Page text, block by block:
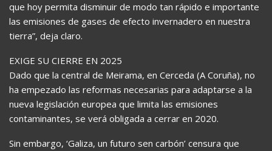
que hoy permita disminuir de modo tan rápido e importante
las emisiones de gases de efecto invernadero en nuestra
tierra”, deja claro.
EXIGE SU CIERRE EN 2025
Dado que la central de Meirama, en Cerceda (A Coruña), no
ha empezado las reformas necesarias para adaptarse a la
nueva legislación europea que limita las emisiones
contaminantes, se verá obligada a cerrar en 2020.
Sin embargo, ‘Galiza, un futuro sen carbón’ censura que